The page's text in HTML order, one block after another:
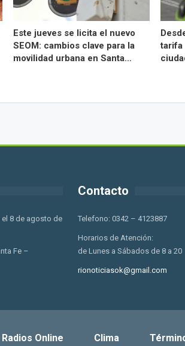
Este jueves se licita el nuevo
SEOM: cambios clave para la
movilidad urbana en Santa…
tarifa
el 8 de agosto de
Fe –
Contacto
Telefono: 0342 – 4123887
Horarios de Atención:
de Lunes a Sábados de 8 a 20
rionoticiasok@gmail.com
Radios Online Clima